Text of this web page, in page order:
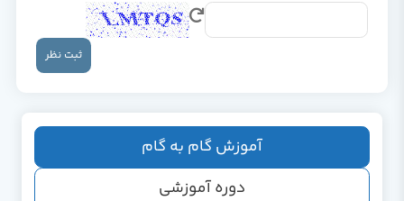
آموزش گام به گام
دوره آموزشی
ثبت نظر